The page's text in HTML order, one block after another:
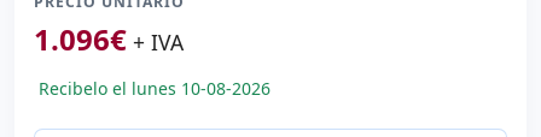
Red: Gigabit Ethernet Quad Port
Puertos:
4x USB 2.0 · USB-C
Otros: Embalaje hR
Dimensiones: 74.5x48.5x4.5 cm.
1.096€ + IVA
Recibelo el lunes 10-08-2026